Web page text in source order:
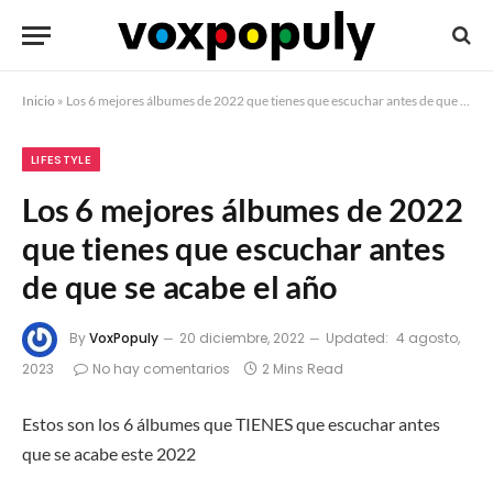
Inicio » Los 6 mejores álbumes de 2022 que tienes que escuchar antes de que se acabe el año
LIFESTYLE
Los 6 mejores álbumes de 2022
que tienes que escuchar antes
de que se acabe el año
ByVoxPopuly 20 diciembre, 2022 Updated: 4 agosto,
2023
No hay comentarios 2 Mins Read
Estos son los 6 álbumes que TIENES que escuchar antes
que se acabe este 2022